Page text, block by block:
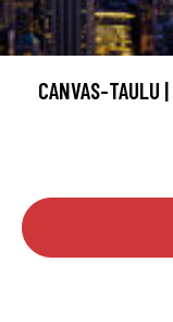
CANVAS-TAULU